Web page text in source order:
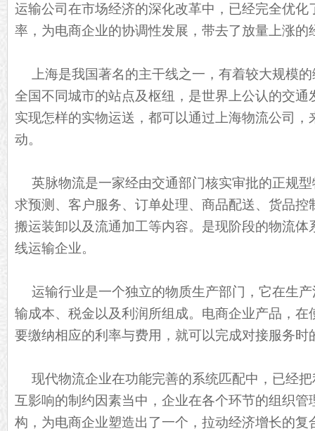
运输公司在市场经济的深化改革中，已经完全优
率，为电商企业的协调性发展，带去了放量上涨的
上海是我国著名的主干线之一，有着较大规模
全国不同城市的站点及枢纽，是世界上公认的交
实现怎样的实物运送，都可以通过上海物流公司
动。
英脉物流是一家经由交通部门核实审批的正规
求预测、客户服务、订单处理、商品配送、货品
搬运装卸以及流通加工等内容。是现阶段的物流
线运输企业。
运输行业是一个独立的物质生产部门，它在生
输成本、税金以及利润所组成。电商企业产品，
要缴纳相应的利率与费用，就可以完成对接服务时
现代物流企业在功能完善的系统匹配中，已经
互影响的制约因素当中，企业在各个环节的组织
构，为电商企业塑造出了一个，拉动经济增长的